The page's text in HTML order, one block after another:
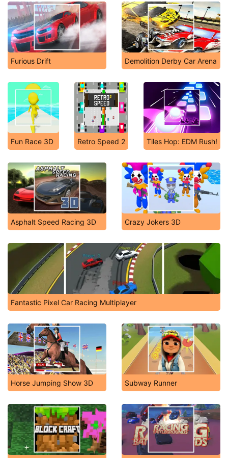
Furious Drift Demolition Derby Car Arena
Fun Race 3D Retro Speed 2 Tiles Hop: EDM Rush!
Asphalt Speed Racing 3D Crazy Jokers 3D
Fantastic Pixel Car Racing Multiplayer
Horse Jumping Show 3D Subway Runner